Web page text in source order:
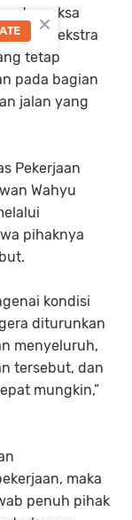
terpaksa
dan ekstra
tetap
pada bagian
jalan yang
Pekerjaan
Wahyu
pihaknya
kondisi
diturunkan
menyeluruh,
tersebut, dan
mungkin,”
maka
penuh pihak
×